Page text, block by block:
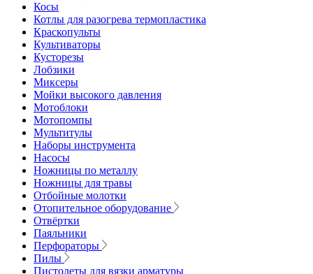
Косы
Котлы для разогрева термопластика
Краскопульты
Культиваторы
Кусторезы
Лобзики
Миксеры
Мойки высокого давления
Мотоблоки
Мотопомпы
Мультитулы
Наборы инструмента
Насосы
Ножницы по металлу
Ножницы для травы
Отбойные молотки
Отопительное оборудование
Отвёртки
Паяльники
Перфораторы
Пилы
Пистолеты для вязки арматуры